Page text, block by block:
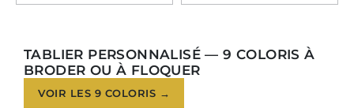
TABLIER PERSONNALISÉ — 9 COLORIS À
BRODER OU À FLOQUER
VOIR LES 9 COLORIS →